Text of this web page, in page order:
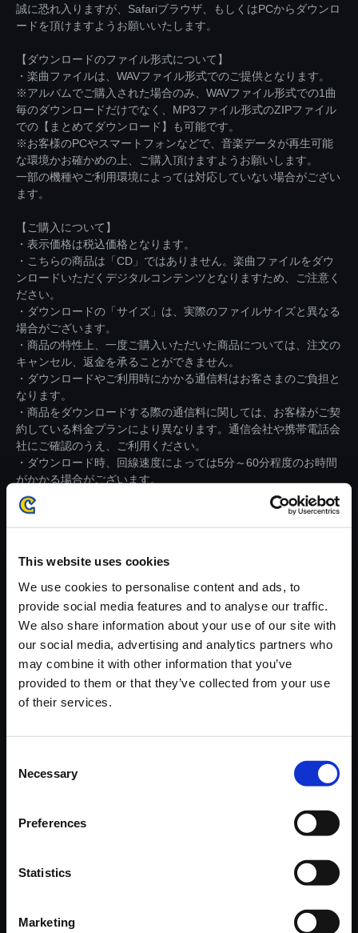
This website uses cookies
We use cookies to personalise content and ads, to
provide social media features and to analyse our traffic.
We also share information about your use of our site with
our social media, advertising and analytics partners who
may combine it with other information that you’ve
provided to them or that they’ve collected from your use
of their services.
Selection
Necessary
Preferences
Statistics
Marketing
誠に恐れ入りますが、Safariブラウザ、もしくはPCからダウンロ
ードを頂けますようお願いいたします。
【ダウンロードのファイル形式について】
・楽曲ファイルは、WAVファイル形式でのご提供となります。
※アルバムでご購入された場合のみ、WAVファイル形式での1曲
毎のダウンロードだけでなく、MP3ファイル形式のZIPファイル
での【まとめてダウンロード】も可能です。
※お客様のPCやスマートフォンなどで、音楽データが再生可能
な環境かお確かめの上、ご購入頂けますようお願いします。
一部の機種やご利用環境によっては対応していない場合がござい
ます。
【ご購入について】
・表示価格は税込価格となります。
・こちらの商品は「CD」ではありません。楽曲ファイルをダウ
ンロードいただくデジタルコンテンツとなりますため、ご注意く
ださい。
・ダウンロードの「サイズ」は、実際のファイルサイズと異なる
場合がございます。
・商品の特性上、一度ご購入いただいた商品については、注文の
キャンセル、返金を承ることができません。
・ダウンロードやご利用時にかかる通信料はお客さまのご負担と
なります。
・商品をダウンロードする際の通信料に関しては、お客様がご契
約している料金プランにより異なります。通信会社や携帯電話会
社にご確認のうえ、ご利用ください。
・ダウンロード時、回線速度によっては5分～60分程度のお時間
がかかる場合がございます。
※ご購入いただいたファイルのダウンロードの際には、通信環境
が安定しているWifi環境でお試しください。
【単曲】BIOHAZARD RE:3 Ori
ginal Soundtrack The City Wit
hout Hope